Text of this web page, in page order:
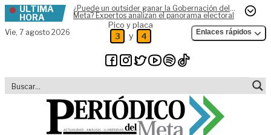
Skip to content
ÚLTIMA
HORA
¿Puede un outsider ganar la Gobernación del
Meta? Expertos analizan el panorama electoral
Vie, 7 agosto 2026
Pico y placa
3 y 4 Enlaces rápidos